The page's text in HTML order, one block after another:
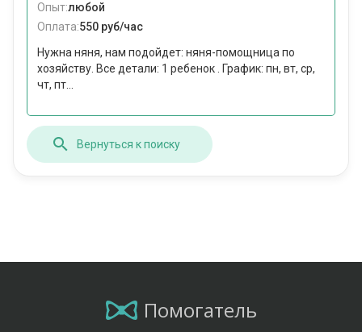
Опыт:любой
Оплата:550 руб/час
Нужна няня, нам подойдет: няня-помощница по
хозяйству. Все детали: 1 ребенок . График: пн, вт, ср,
чт, пт...
Вернуться к поиску
Помогатель